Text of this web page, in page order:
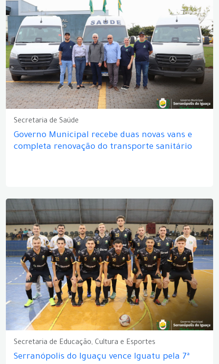
Secretaria de Saúde
Governo Municipal recebe duas novas vans e
completa renovação do transporte sanitário
Secretaria de Educação, Cultura e Esportes
Serranópolis do Iguaçu vence Iguatu pela 7ª